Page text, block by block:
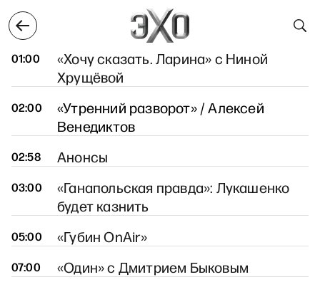
9 марта 11 марта
11 марта
01:00
«Хочу сказать. Ларина» с Ниной
Хрущёвой
02:00
«Утренний разворот» / Алексей
Венедиктов
02:58 Анонсы
03:00
«Ганапольская правда»: Лукашенко
будет казнить
05:00 «Губин OnAir»
07:00 «Один» с Дмитрием Быковым